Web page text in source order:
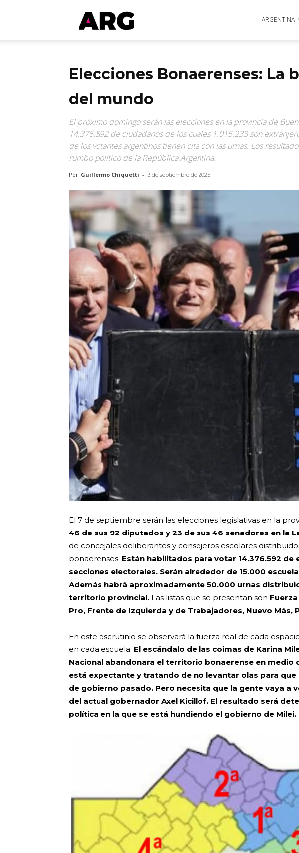
ARGmedios ARGENTINA
Elecciones Bonaerenses: La
del mundo
El próximo domingo serán las elecciones en la provincia de
14.376.592 de ciudadanos de los cuales 1.015.233 son
de los votantes argentinos tienen cita con las urnas. Los
rumbo político de la República Argentina.
Por Guillermo Chiquetti - 3 de septiembre de 2025
El 7 de septiembre serán las elecciones legislativas en la
46 de sus 92 diputados y 23 de sus 46 senadores en la
de concejales deliberantes y consejeros escolares
bonaerenses. Están habilitados para votar 14.376.592 de
secciones electorales. Serán alrededor de 15.000
Además habrá aproximadamente 50.000 urnas
territorio provincial. Las listas que se presentan son
Pro, Frente de Izquierda y de Trabajadores, Nuevo Más,
En este escrutinio se observará la fuerza real de cada
en cada escuela. El escándalo de las coimas de Karina
Nacional abandonara el territorio bonaerense en medio
está expectante y tratando de no levantar olas para que
de gobierno pasado. Pero necesita que la gente vaya a
del actual gobernador Axel Kicillof. El resultado será
política en la que se está hundiendo el gobierno de Milei.